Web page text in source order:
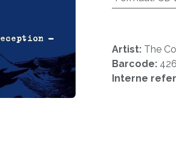
Artist: The
Barcode:
Interne